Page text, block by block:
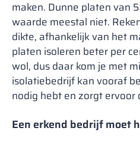
maken. Dunne platen van
waarde meestal niet.
dikte, afhankelijk van het
platen isoleren beter per
wol, dus daar kom je met
isolatiebedrijf kan vooraf
nodig hebt en zorgt ervoor
Een erkend bedrijf moet